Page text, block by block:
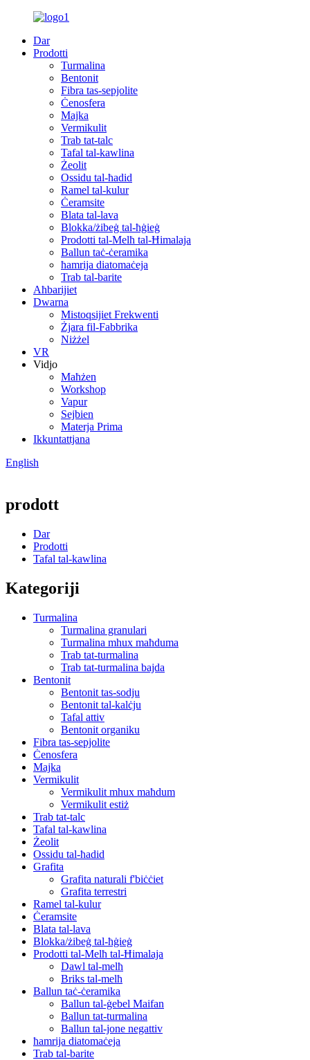
Dar
Prodotti
Turmalina
Bentonit
Fibra tas-sepjolite
Ċenosfera
Majka
Vermikulit
Trab tat-talc
Tafal tal-kawlina
Żeolit
Ossidu tal-ħadid
Ramel tal-kulur
Ċeramsite
Blata tal-lava
Blokka/żibeġ tal-ħġieġ
Prodotti tal-Melħ tal-Ħimalaja
Ballun taċ-ċeramika
ħamrija diatomaċeja
Trab tal-barite
Aħbarijiet
Dwarna
Mistoqsijiet Frekwenti
Żjara fil-Fabbrika
Niżżel
VR
Vidjo
Maħżen
Workshop
Vapur
Sejbien
Materja Prima
Ikkuntattjana
English
prodott
Dar
Prodotti
Tafal tal-kawlina
Kategoriji
Turmalina
Turmalina granulari
Turmalina mhux maħduma
Trab tat-turmalina
Trab tat-turmalina bajda
Bentonit
Bentonit tas-sodju
Bentonit tal-kalċju
Tafal attiv
Bentonit organiku
Fibra tas-sepjolite
Ċenosfera
Majka
Vermikulit
Vermikulit mhux maħdum
Vermikulit estiż
Trab tat-talc
Tafal tal-kawlina
Żeolit
Ossidu tal-ħadid
Grafita
Grafita naturali f'biċċiet
Grafita terrestri
Ramel tal-kulur
Ċeramsite
Blata tal-lava
Blokka/żibeġ tal-ħġieġ
Prodotti tal-Melħ tal-Ħimalaja
Dawl tal-melħ
Briks tal-melħ
Ballun taċ-ċeramika
Ballun tal-ġebel Maifan
Ballun tat-turmalina
Ballun tal-jone negattiv
ħamrija diatomaċeja
Trab tal-barite